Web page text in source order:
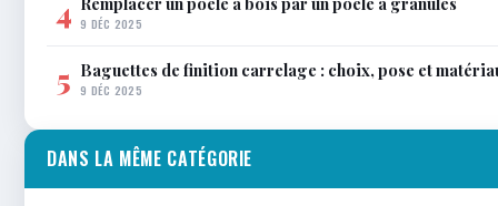
4 9 DÉC 2025
5 Baguettes de finition carrelage : choix, pose et
9 DÉC 2025
DANS LA MÊME CATÉGORIE